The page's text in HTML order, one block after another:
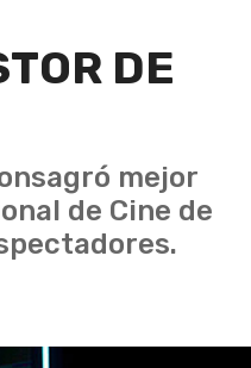
DE
mejor
de Cine de